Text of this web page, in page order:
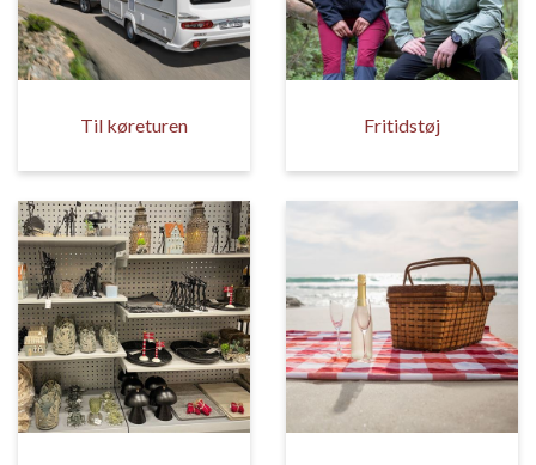
Til køreturen Fritidstøj